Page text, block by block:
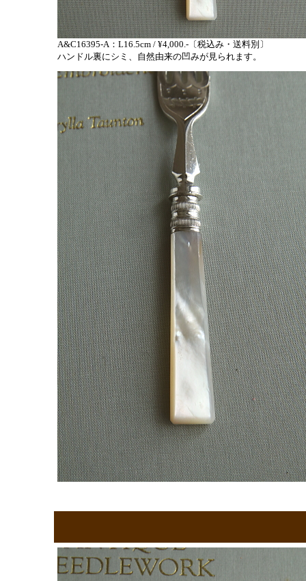
A&C16395-A：L16.5cm / ¥4,000.-〔税込み・送料別〕
ハンドル裏にシミ、自然由来の凹みが見られます。